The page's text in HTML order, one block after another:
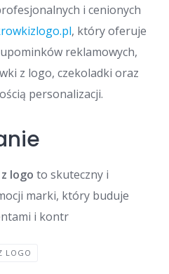
i cenionych
, który oferuje
reklamowych,
z logo, czekoladki oraz
personalizacji.
logo to skuteczny i
marki, który buduje
i kontr
LOGO